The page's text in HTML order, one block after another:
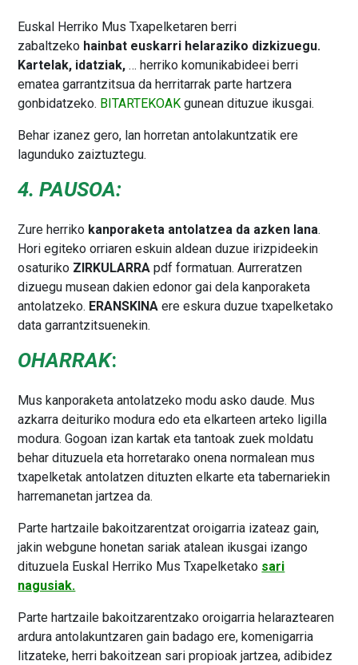
Euskal Herriko Mus Txapelketaren berri
zabaltzeko hainbat euskarri helaraziko dizkizuegu.
Kartelak, idatziak, … herriko komunikabideei berri
ematea garrantzitsua da herritarrak parte hartzera
gonbidatzeko. BITARTEKOAK gunean dituzue ikusgai.
Behar izanez gero, lan horretan antolakuntzatik ere
lagunduko zaiztuztegu.
4. PAUSOA:
Zure herriko kanporaketa antolatzea da azken lana.
Hori egiteko orriaren eskuin aldean duzue irizpideekin
osaturiko ZIRKULARRApdf formatuan. Aurreratzen
dizuegu musean dakien edonor gai dela kanporaketa
antolatzeko. ERANSKINAere eskura duzue txapelketako
data garrantzitsuenekin.
OHARRAK:
Mus kanporaketa antolatzeko modu asko daude. Mus
azkarra deituriko modura edo eta elkarteen arteko ligilla
modura. Gogoan izan kartak eta tantoak zuek moldatu
behar dituzuela eta horretarako onena normalean mus
txapelketak antolatzen dituzten elkarte eta tabernariekin
harremanetan jartzea da.
Parte hartzaile bakoitzarentzat oroigarria izateaz gain,
jakin webgune honetan sariak atalean ikusgai izango
dituzuela Euskal Herriko Mus Txapelketako sari
nagusiak.
Parte hartzaile bakoitzarentzako oroigarria helaraztearen
ardura antolakuntzaren gain badago ere, komenigarria
litzateke, herri bakoitzean sari propioak jartzea, adibidez